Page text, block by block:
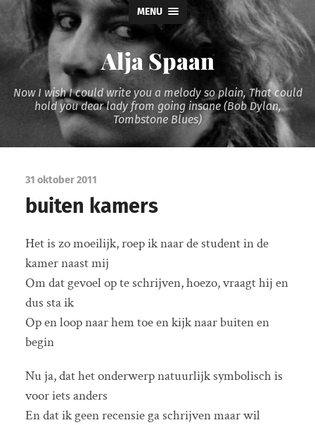
MENU
Alja Spaan
Now I wish I could write you a melody so plain, That could
hold you dear lady from going insane (Bob Dylan,
Tombstone Blues)
31 oktober 2011
buiten kamers
Het is zo moeilijk, roep ik naar de student in de
kamer naast mij
Om dat gevoel op te schrijven, hoezo, vraagt hij en
dus sta ik
Op en loop naar hem toe en kijk naar buiten en
begin
Nu ja, dat het onderwerp natuurlijk symbolisch is
voor iets anders
En dat ik geen recensie ga schrijven maar wil